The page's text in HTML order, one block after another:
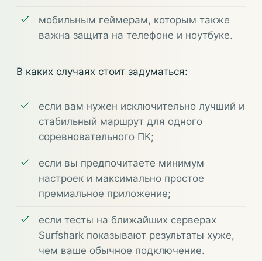
мобильным геймерам, которым также
важна защита на телефоне и ноутбуке.
В каких случаях стоит задуматься:
если вам нужен исключительно лучший и
стабильный маршрут для одного
соревновательного ПК;
если вы предпочитаете минимум
настроек и максимально простое
премиальное приложение;
если тесты на ближайших серверах
Surfshark показывают результаты хуже,
чем ваше обычное подключение.